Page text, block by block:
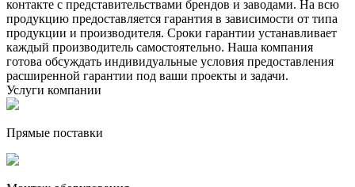
контакте с представительствами брендов и заводами. На всю
продукцию предоставляется гарантия в зависимости от типа
продукции и производителя. Сроки гарантии устанавливает
каждый производитель самостоятельно. Наша компания
готова обсуждать индивидуальные условия предоставления
расширенной гарантии под ваши проекты и задачи.
Услуги компании
Прямые поставки